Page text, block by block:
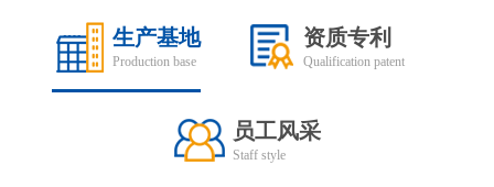
生产基地
Production base
资质专利
Qualification patent
员工风采
Staff style